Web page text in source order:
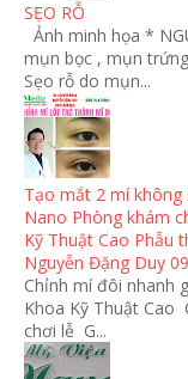
SẸO RỖ
Ảnh minh họa *
mụn bọc , mụn
Sẹo rỗ do mụn...
Tạo mắt 2 mí không
Nano Phòng khám
Kỹ Thuật Cao Phẫu
Nguyễn Đặng Duy
Chỉnh mí đôi nhanh
Khoa Kỹ Thuật Cao
chơi lễ G...